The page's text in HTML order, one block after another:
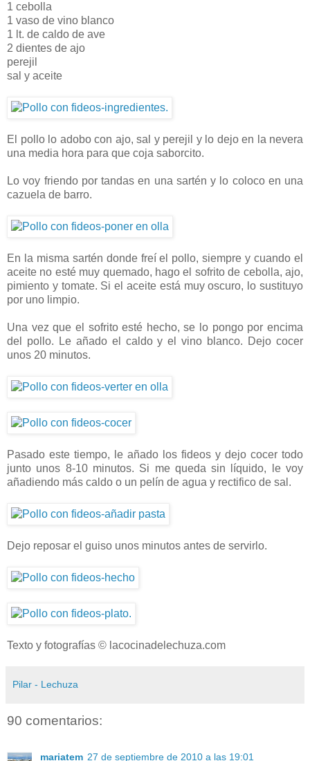
1 cebolla
1 vaso de vino blanco
1 lt. de caldo de ave
2 dientes de ajo
perejil
sal y aceite
El pollo lo adobo con ajo, sal y perejil y lo dejo en la nevera
una media hora para que coja saborcito.
Lo voy friendo por tandas en una sartén y lo coloco en una
cazuela de barro.
En la misma sartén donde freí el pollo, siempre y cuando el
aceite no esté muy quemado, hago el sofrito de cebolla, ajo,
pimiento y tomate. Si el aceite está muy oscuro, lo sustituyo
por uno limpio.
Una vez que el sofrito esté hecho, se lo pongo por encima
del pollo. Le añado el caldo y el vino blanco. Dejo cocer
unos 20 minutos.
Pasado este tiempo, le añado los fideos y dejo cocer todo
junto unos 8-10 minutos. Si me queda sin líquido, le voy
añadiendo más caldo o un pelín de agua y rectifico de sal.
Dejo reposar el guiso unos minutos antes de servirlo.
Texto y fotografías © lacocinadelechuza.com
Pilar - Lechuza
90 comentarios:
mariatem 27 de septiembre de 2010 a las 19:01